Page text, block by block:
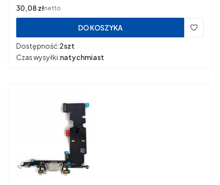
Cena
30,08 złnetto
DO KOSZYKA
Dostępność:2szt
Czas wysyłki:natychmiast